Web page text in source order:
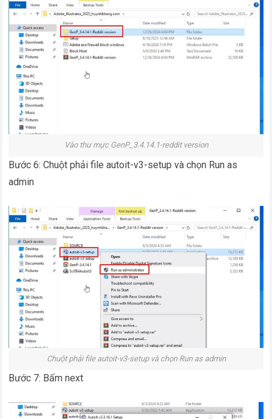
Vào thư mực GenP_3.4.14.1-reddit version
Bước 6: Chuột phải file autoit-v3-setup và chọn Run as
admin
Chuột phải file autoit-v3-setup và chọn Run as admin
Bước 7: Bấm next